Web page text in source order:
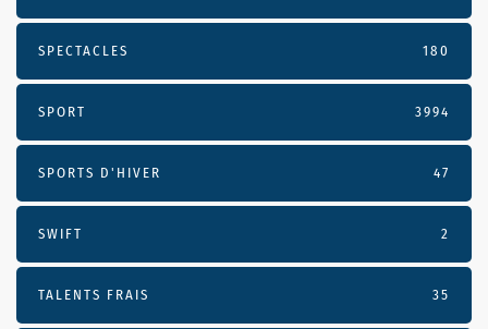
SPECTACLES 180
SPORT 3994
SPORTS D'HIVER 47
SWIFT 2
TALENTS FRAIS 35